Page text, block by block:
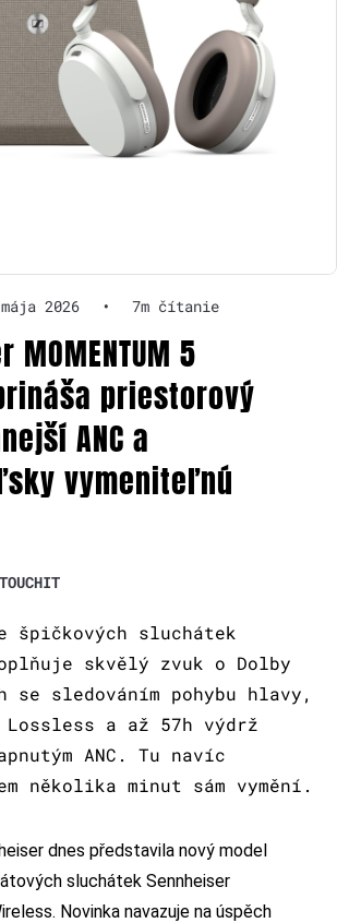
2026 • 7m čítanie
5
priestorový
ANC a
vymeniteľnú
špičkových sluchátek
skvělý zvuk o Dolby
se sledováním pohybu hlavy,
Lossless a až 57h výdrž
ANC. Tu navíc
několika minut sám vymění.
dnes představila nový model
sluchátek Sennheiser
Novinka navazuje na úspěch